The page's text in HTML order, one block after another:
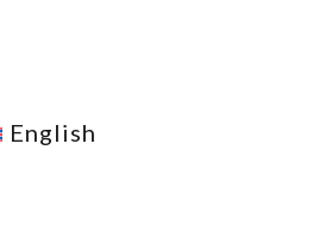
English